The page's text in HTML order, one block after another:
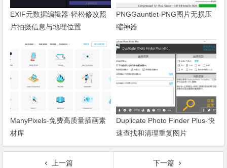
EXIF元数据编辑器-轻松修改照
片拍摄信息与地理位置
PNGGauntlet-PNG图片无损压
缩神器
ManyPixels-免费高质量插画素
材库
Duplicate Photo Finder Plus-快
速查找和清理重复图片
上一篇
下一篇